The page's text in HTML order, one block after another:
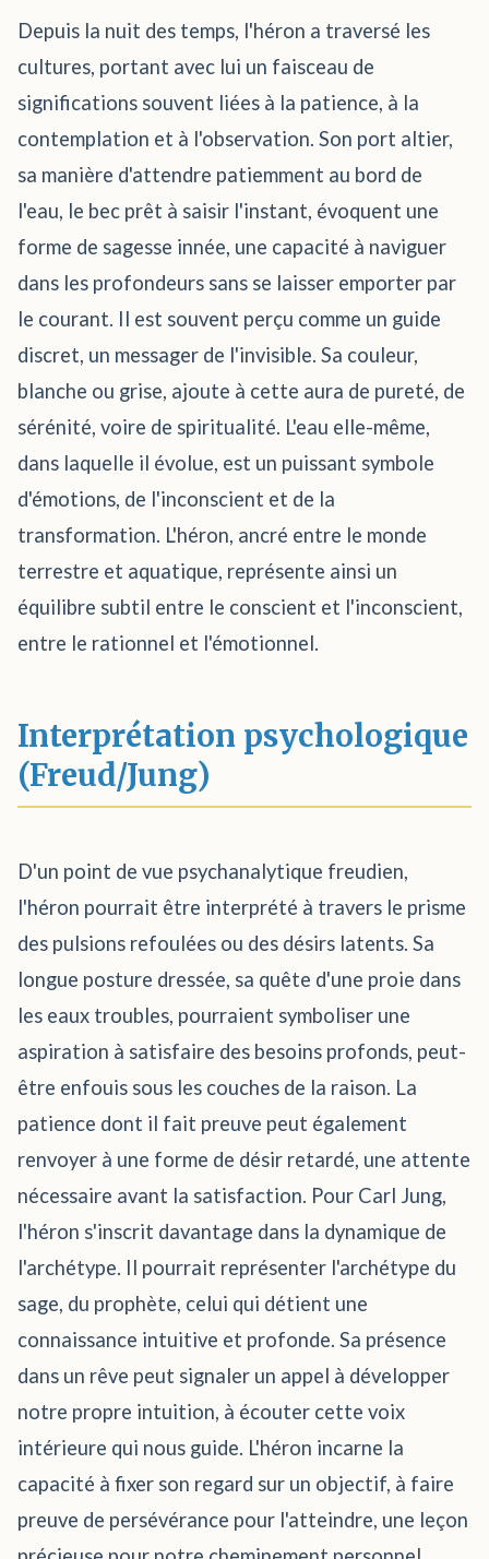
Depuis la nuit des temps, l'héron a traversé les
cultures, portant avec lui un faisceau de
significations souvent liées à la patience, à la
contemplation et à l'observation. Son port altier,
sa manière d'attendre patiemment au bord de
l'eau, le bec prêt à saisir l'instant, évoquent une
forme de sagesse innée, une capacité à naviguer
dans les profondeurs sans se laisser emporter par
le courant. Il est souvent perçu comme un guide
discret, un messager de l'invisible. Sa couleur,
blanche ou grise, ajoute à cette aura de pureté, de
sérénité, voire de spiritualité. L'eau elle-même,
dans laquelle il évolue, est un puissant symbole
d'émotions, de l'inconscient et de la
transformation. L'héron, ancré entre le monde
terrestre et aquatique, représente ainsi un
équilibre subtil entre le conscient et l'inconscient,
entre le rationnel et l'émotionnel.
Interprétation psychologique
(Freud/Jung)
D'un point de vue psychanalytique freudien,
l'héron pourrait être interprété à travers le prisme
des pulsions refoulées ou des désirs latents. Sa
longue posture dressée, sa quête d'une proie dans
les eaux troubles, pourraient symboliser une
aspiration à satisfaire des besoins profonds, peut-
être enfouis sous les couches de la raison. La
patience dont il fait preuve peut également
renvoyer à une forme de désir retardé, une attente
nécessaire avant la satisfaction. Pour Carl Jung,
l'héron s'inscrit davantage dans la dynamique de
l'archétype. Il pourrait représenter l'archétype du
sage, du prophète, celui qui détient une
connaissance intuitive et profonde. Sa présence
dans un rêve peut signaler un appel à développer
notre propre intuition, à écouter cette voix
intérieure qui nous guide. L'héron incarne la
capacité à fixer son regard sur un objectif, à faire
preuve de persévérance pour l'atteindre, une leçon